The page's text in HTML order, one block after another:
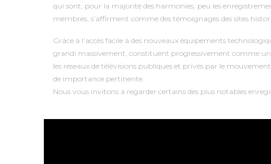
qui sont, pour la majorité des harmonies, peu les
membres, s’affirment comme des témoignages des sites
Grâce à l’accès facile à des nouveaux équipements
grandi massivement, constituent progressivement comme
les réseaux de télévisions publiques et privés par le
de importance pertinente.
Nous vous invitons à regarder certains des plus notables